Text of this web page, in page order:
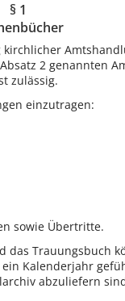
§ 1
2 genannten
zulässig.
einzutragen:
sowie Übertritte.
das Trauungsbuch
Kalenderjahr
abzuliefern